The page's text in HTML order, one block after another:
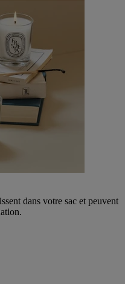
dans votre sac et peuvent